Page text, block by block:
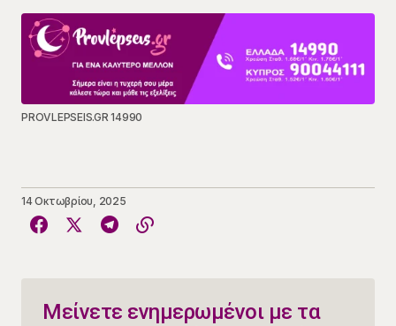
PROVLEPSEIS.GR 14990
14 Οκτωβρίου, 2025
Μείνετε ενημερωμένοι με τα